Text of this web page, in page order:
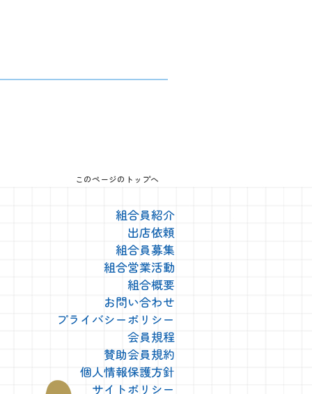
このページのトップへ
組合員紹介
出店依頼
組合員募集
組合営業活動
組合概要
お問い合わせ
プライバシーポリシー
会員規程
賛助会員規約
個人情報保護方針
サイトポリシー